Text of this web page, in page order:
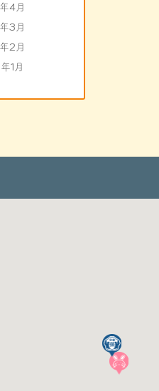
4月
3月
2月
1月